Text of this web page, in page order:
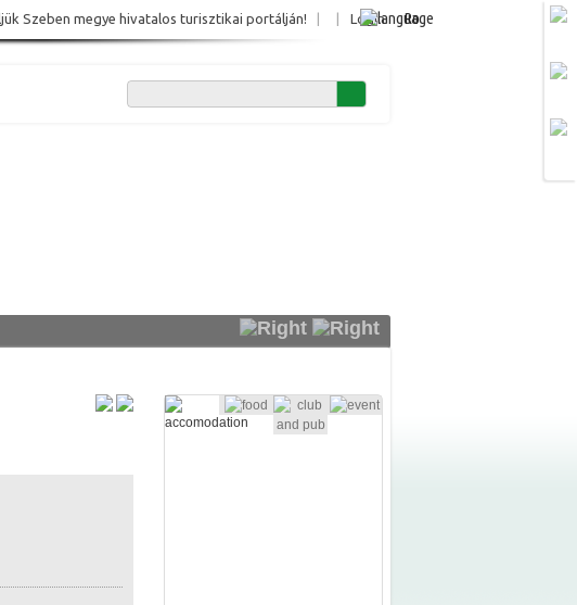
Login Ro
Szeben megye hivatalos turisztikai portálján!